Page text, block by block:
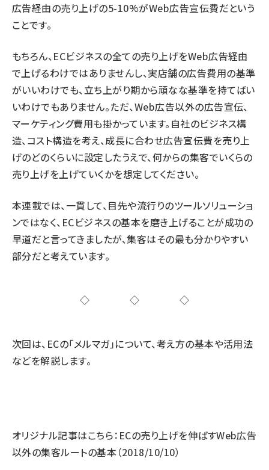
広告経由の売り上げの5-10%がWeb広告宣伝費だという
ことです。
もちろん、ECビジネスの全ての売り上げをWeb広告経由
で上げるわけではありませんし、実店舗の広告費用の基準
がいいわけでも、立ち上がり期から頑なな基準を持てばい
いわけでもありません。ただ、Web広告以外の広告宣伝、
マーケティング費用も掛かっています。自社のビジネス構
造、コスト構造を考え、成長に合わせ広告宣伝費を売り上
げのどのくらいに設定したうえで、何からの集客でいくらの
売り上げを上げていくかを想定してください。
本連載では、一貫して、目先や流行りのツールソリューショ
ンではなく、ECビジネスの基本を磨き上げることが成功の
早道だと言ってきましたが、集客はその最も分かりやすい
部分だと考えています。
◇◇◇
次回は、ECの「メルマガ」について、考え方の基本や活用法
などを解説します。
オリジナル記事はこちら： ECの売り上げを伸ばすWeb広告
以外の集客ルートの基本 （2018/10/10）